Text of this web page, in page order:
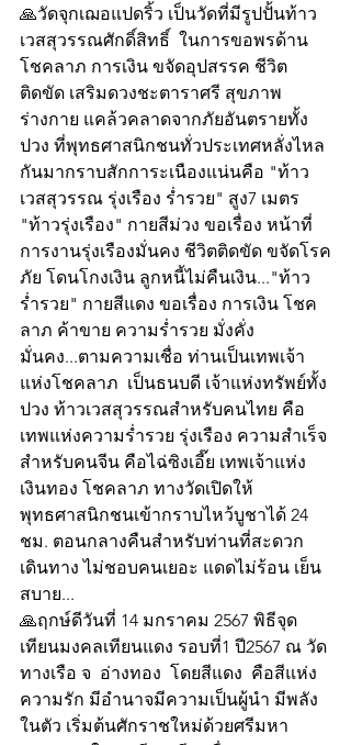
🙏วัดจุกเฌอแปดริ้ว เป็นวัดที่มีรูปปั้นท้าว
เวสสุวรรณศักดิ์สิทธิ์  ในการขอพรด้าน
โชคลาภ การเงิน ขจัดอุปสรรค ชีวิต
ติดขัด เสริมดวงชะตาราศรี สุขภาพ
ร่างกาย แคล้วคลาดจากภัยอันตรายทั้ง
ปวง ที่พุทธศาสนิกชนทั่วประเทศหลั่งไหล
กันมากราบสักการะเนืองแน่นคือ "ท้าว
เวสสุวรรณ รุ่งเรือง ร่ำรวย" สูง7 เมตร
"ท้าวรุ่งเรือง" กายสีม่วง ขอเรื่อง หน้าที่
การงานรุ่งเรืองมั่นคง ชีวิตติดขัด ขจัดโรค
ภัย โดนโกงเงิน ลูกหนี้ไม่คืนเงิน..."ท้าว
ร่ำรวย" กายสีแดง ขอเรื่อง การเงิน โชค
ลาภ ค้าขาย ความร่ำรวย มั่งคั่ง
มั่นคง...ตามความเชื่อ ท่านเป็นเทพเจ้า
แห่งโชคลาภ  เป็นธนบดี เจ้าแห่งทรัพย์ทั้ง
ปวง ท้าวเวสสุวรรณสำหรับคนไทย คือ
เทพแห่งความร่ำรวย รุ่งเรือง ความสำเร็จ
สำหรับคนจีน คือไฉ่ซิงเอี๊ย เทพเจ้าแห่ง
เงินทอง โชคลาภ ทางวัดเปิดให้
พุทธศาสนิกชนเข้ากราบไหว้บูชาได้ 24
ชม. ตอนกลางคืนสำหรับท่านที่สะดวก
เดินทาง ไม่ชอบคนเยอะ แดดไม่ร้อน เย็น
สบาย...
🙏ฤกษ์ดีวันที่ 14 มกราคม 2567 พิธีจุด
เทียนมงคลเทียนแดง รอบที่1 ปี2567 ณ วัด
ทางเรือ จ  อ่างทอง  โดยสีแดง  คือสีแห่ง
ความรัก มีอำนาจมีความเป็นผู้นำ มีพลัง
ในตัว เริ่มต้นศักราชใหม่ด้วยศรีมหา